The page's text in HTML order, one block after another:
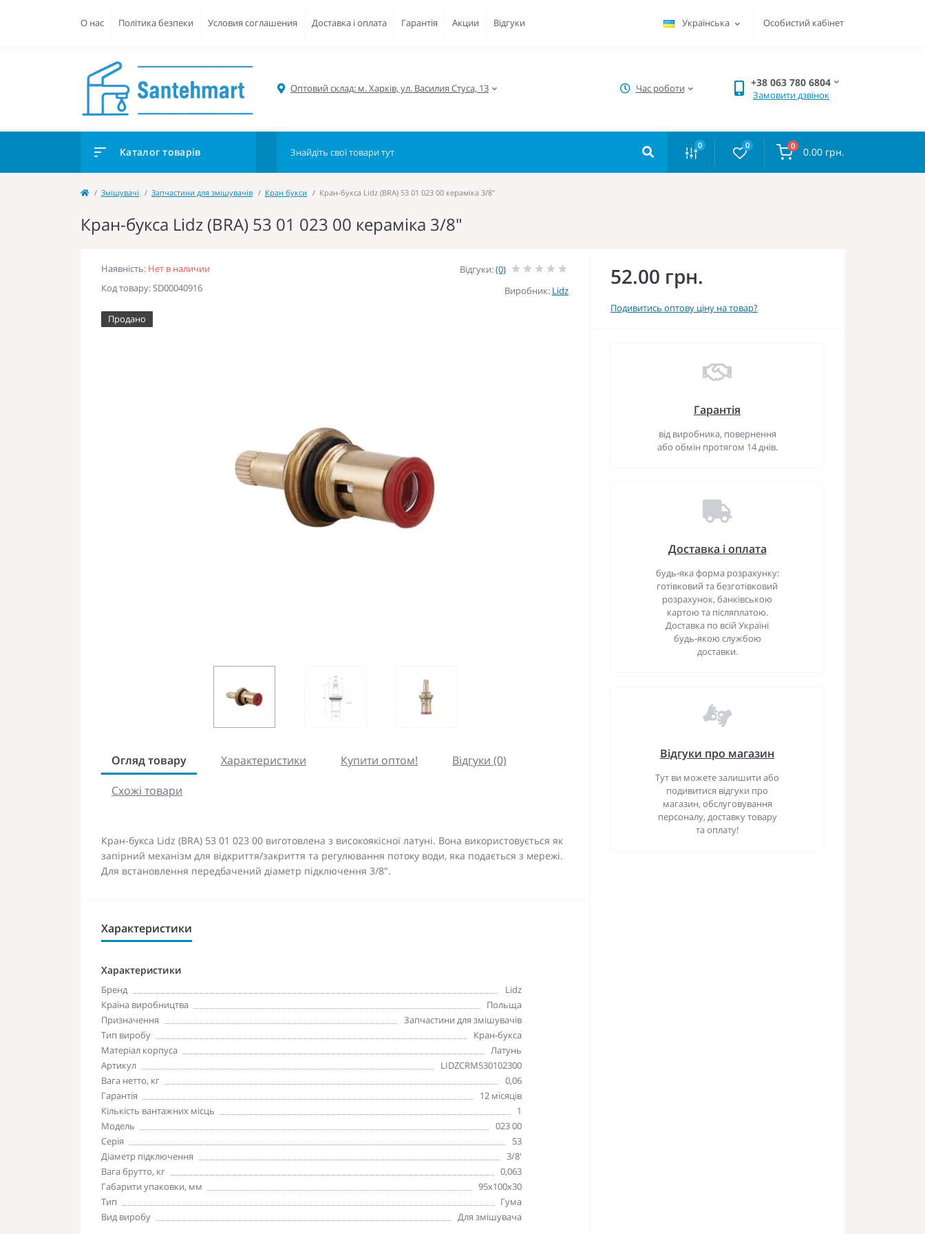
О нас Політика безпеки Условия соглашения Доставка і оплата Гарантія Акции Відгуки Українська Особистий кабінет
Оптовий склад: м. Харків, ул. Василия Стуса, 13 Час роботи +38 063 780 6804
Замовити дзвінок
Каталог товарів 0 0 0 0.00 грн.
Змішувачі Запчастини для змішувачів Кран букси Кран-букса Lidz (BRA) 53 01 023 00 кераміка 3/8"
Кран-букса Lidz (BRA) 53 01 023 00 кераміка 3/8"
Наявність: Нет в наличии
Код товару: SD00040916
Відгуки:(0)
Виробник: Lidz
Продано
Огляд товару Характеристики Купити оптом!
Відгуки (0)
Схожі товари
Кран-букса Lidz (BRA) 53 01 023 00 виготовлена з високоякісної латуні. Вона використовується як
запірний механізм для відкриття/закриття та регулювання потоку води, яка подається з мережі.
Для встановлення передбачений діаметр підключення 3/8".
Характеристики
Характеристики
Бренд
Lidz
Країна виробництва
Польща
Призначення
Запчастини для змішувачів
Тип виробу
Кран-букса
Матеріал корпуса
Латунь
Артикул
LIDZCRM530102300
Вага нетто, кг
0,06
Гарантія
12 місяців
Кількість вантажних місць
1
Модель
023 00
Серія
53
Діаметр підключення
3/8'
Вага брутто, кг
0,063
Габарити упаковки, мм
95х100х30
Тип
Гума
Вид виробу
Для змішувача
52.00 грн.
Подивитись оптову ціну на товар?
Гарантія
від виробника, повернення
або обмін протягом 14 днів.
Доставка і оплата
будь-яка форма розрахунку:
готівковий та безготівковий
розрахунок, банківською
картою та післяплатою.
Доставка по всій Україні
будь-якою службою
доставки.
Відгуки про магазин
Тут ви можете залишити або
подивитися відгуки про
магазин, обслуговування
персоналу, доставку товару
та оплату!